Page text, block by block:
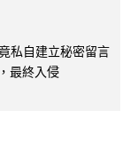
私自建立秘密留言
最終入侵